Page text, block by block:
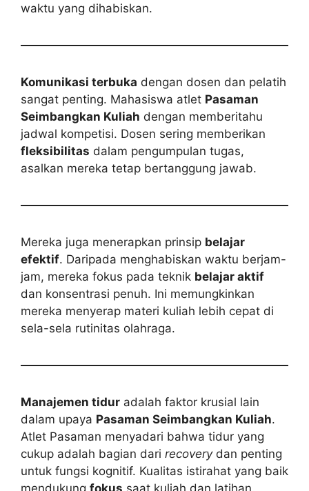
waktu yang dihabiskan.
Komunikasi terbuka dengan dosen dan pelatih
sangat penting. Mahasiswa atlet Pasaman
Seimbangkan Kuliah dengan memberitahu
jadwal kompetisi. Dosen sering memberikan
fleksibilitas dalam pengumpulan tugas,
asalkan mereka tetap bertanggung jawab.
Mereka juga menerapkan prinsip belajar
efektif. Daripada menghabiskan waktu berjam-
jam, mereka fokus pada teknik belajar aktif
dan konsentrasi penuh. Ini memungkinkan
mereka menyerap materi kuliah lebih cepat di
sela-sela rutinitas olahraga.
Manajemen tidur adalah faktor krusial lain
dalam upaya Pasaman Seimbangkan Kuliah.
Atlet Pasaman menyadari bahwa tidur yang
cukup adalah bagian dari recoverydan penting
untuk fungsi kognitif. Kualitas istirahat yang baik
mendukung fokus saat kuliah dan latihan.